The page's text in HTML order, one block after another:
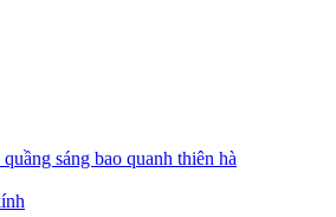
sáng bao quanh thiên hà